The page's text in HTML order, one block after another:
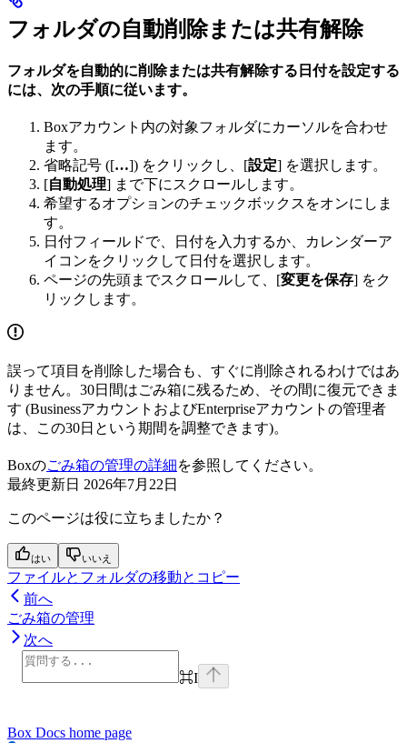
フォルダの自動削除または共有解除
フォルダを自動的に削除または共有解除する日付を設定する
には、次の手順に従います。
Boxアカウント内の対象フォルダにカーソルを合わせ
ます。
省略記号 ([…]) をクリックし、[設定] を選択します。
[自動処理] まで下にスクロールします。
希望するオプションのチェックボックスをオンにしま
す。
日付フィールドで、日付を入力するか、カレンダーア
イコンをクリックして日付を選択します。
ページの先頭までスクロールして、[変更を保存] をク
リックします。
誤って項目を削除した場合も、すぐに削除されるわけではあ
りません。30日間はごみ箱に残るため、その間に復元できま
す (BusinessアカウントおよびEnterpriseアカウントの管理者
は、この30日という期間を調整できます)。
Boxのごみ箱の管理の詳細を参照してください。
最終更新日 2026年7月22日
このページは役に立ちましたか？
はい いいえ
ファイルとフォルダの移動とコピー
前へ
ごみ箱の管理
次へ
⌘I
Box Docs home page